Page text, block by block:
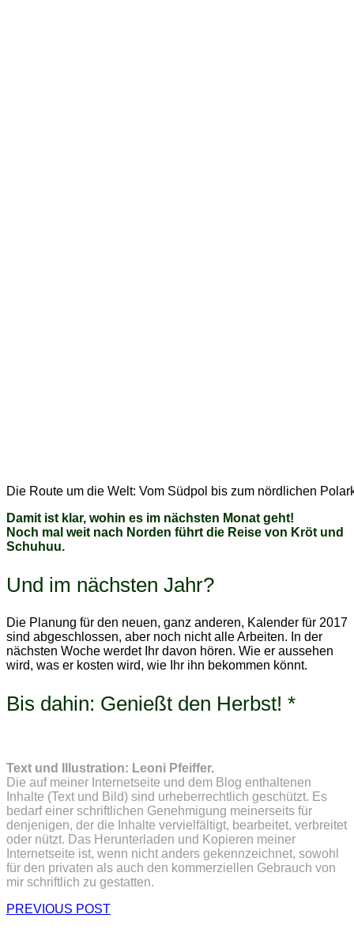
Die Route um die Welt: Vom Südpol bis zum nördlichen
Damit ist klar, wohin es im nächsten Monat geht!
Noch mal weit nach Norden führt die Reise von Kröt und
Schuhuu.
Und im nächsten Jahr?
Die Planung für den neuen, ganz anderen, Kalender für 2017
sind abgeschlossen, aber noch nicht alle Arbeiten. In der
nächsten Woche werdet Ihr davon hören. Wie er aussehen
wird, was er kosten wird, wie Ihr ihn bekommen könnt.
Bis dahin: Genießt den Herbst! *
Text und Illustration: Leoni Pfeiffer.
Die auf meiner Internetseite und dem Blog enthaltenen
Inhalte (Text und Bild) sind urheberrechtlich geschützt. Es
bedarf einer schriftlichen Genehmigung meinerseits für
denjenigen, der die Inhalte vervielfältigt, bearbeitet, verbreitet
oder nützt. Das Herunterladen und Kopieren meiner
Internetseite ist, wenn nicht anders gekennzeichnet, sowohl
für den privaten als auch den kommerziellen Gebrauch von
mir schriftlich zu gestatten.
PREVIOUS POST